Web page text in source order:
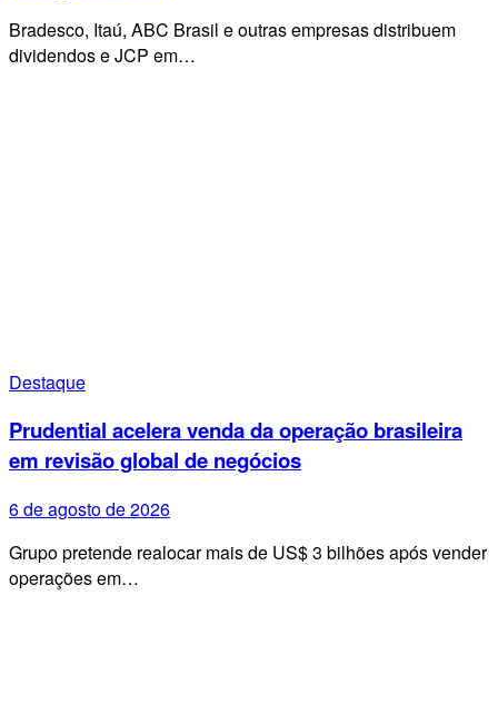
Bradesco, Itaú, ABC Brasil e outras empresas distribuem
dividendos e JCP em…
Destaque
Prudential acelera venda da operação brasileira
em revisão global de negócios
6 de agosto de 2026
Grupo pretende realocar mais de US$ 3 bilhões após vender
operações em…